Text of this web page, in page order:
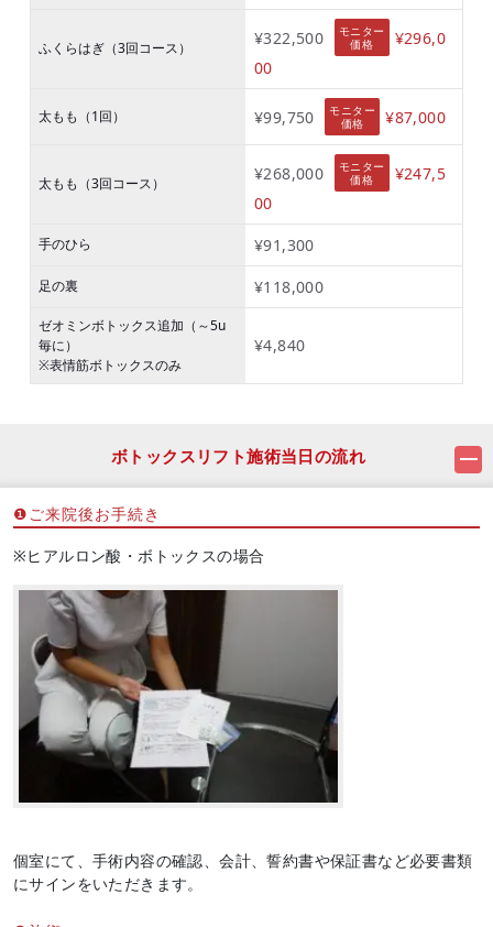
ふくらはぎ（3回コース） ¥322,500
モニター
価格
¥296,0
00
太もも（1回） ¥99,750
モニター
価格
¥87,000
太もも（3回コース） ¥268,000
モニター
価格
¥247,5
00
手のひら ¥91,300
足の裏 ¥118,000
ゼオミンボトックス追加（～5u
毎に）
※表情筋ボトックスのみ
¥4,840
ボトックスリフト施術当日の流れ
❶ご来院後お手続き
※ヒアルロン酸・ボトックスの場合
個室にて、手術内容の確認、会計、誓約書や保証書など必要書類
にサインをいただきます。